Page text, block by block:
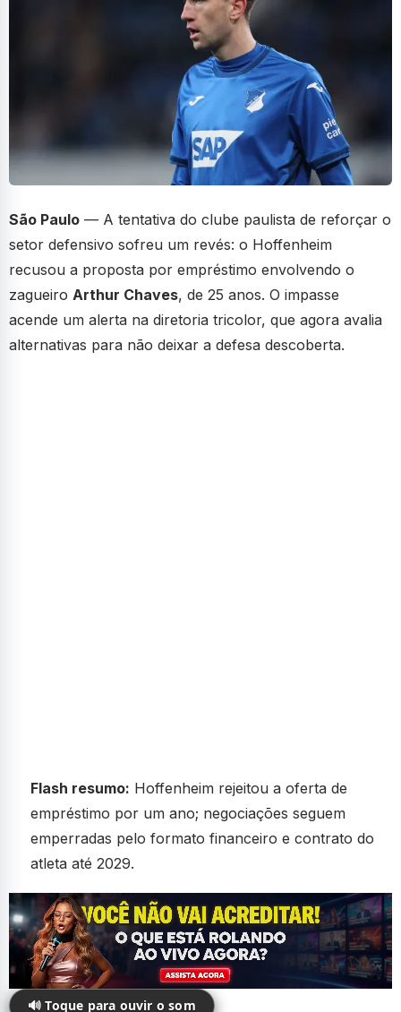
São Paulo — A tentativa do clube paulista de reforçar o
setor defensivo sofreu um revés: o Hoffenheim
recusou a proposta por empréstimo envolvendo o
zagueiro Arthur Chaves, de 25 anos. O impasse
acende um alerta na diretoria tricolor, que agora avalia
alternativas para não deixar a defesa descoberta.
Flash resumo: Hoffenheim rejeitou a oferta de
empréstimo por um ano; negociações seguem
emperradas pelo formato financeiro e contrato do
atleta até 2029.
🔊 Toque para ouvir o som